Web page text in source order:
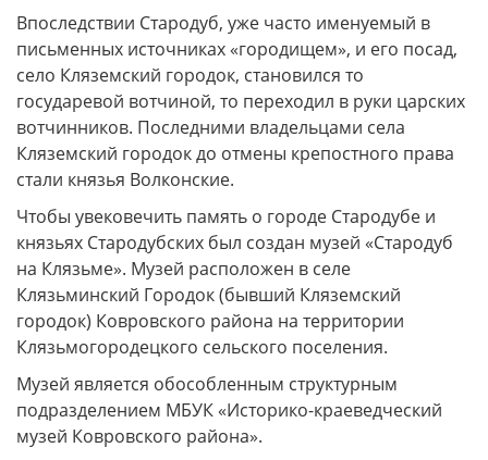
Впоследствии Стародуб, уже часто именуемый в
письменных источниках «городищем», и его посад,
село Кляземский городок, становился то
государевой вотчиной, то переходил в руки царских
вотчинников. Последними владельцами села
Кляземский городок до отмены крепостного права
стали князья Волконские.
Чтобы увековечить память о городе Стародубе и
князьях Стародубских был создан музей «Стародуб
на Клязьме». Музей расположен в селе
Клязьминский Городок (бывший Кляземский
городок) Ковровского района на территории
Клязьмогородецкого сельского поселения.
Музей является обособленным структурным
подразделением МБУК «Историко-краеведческий
музей Ковровского района».